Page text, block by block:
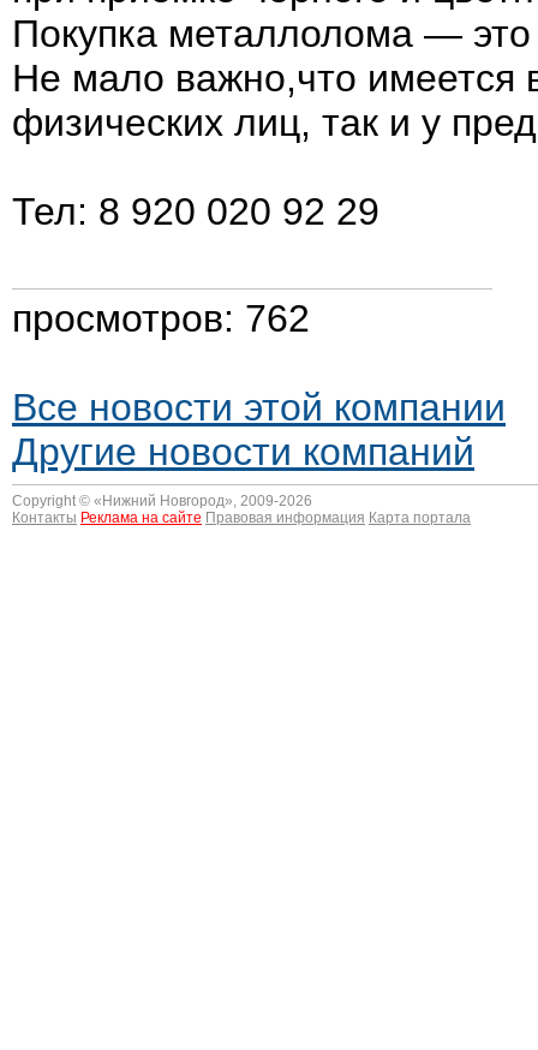
Покупка металлолома —
Не мало важно,что имеется
физических лиц, так и у
Тел: 8 920 020 92 29
просмотров: 762
Все новости этой компании
Другие новости компаний
Copyright © « Нижний Новгород», 2009-2026
Контакты Реклама на сайте Правовая информация Карта портала